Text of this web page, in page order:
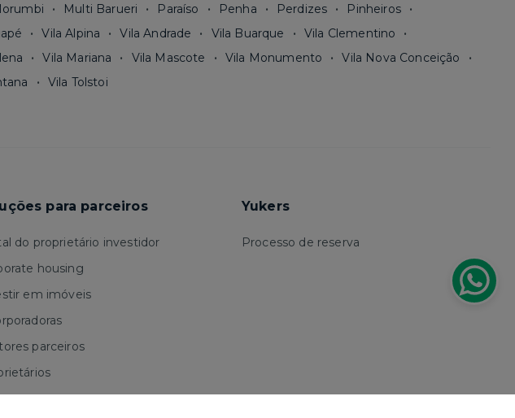
Multi Barueri Paraíso Penha Perdizes
Pinheiros
Vila Alpina Vila Andrade Vila Buarque
Vila Clementino
Vila Mariana Vila Mascote Vila Monumento
Vila Nova Conceição
Vila Tolstoi
para parceiros
do proprietário investidor
housing
em imóveis
parceiros
Yukers
Processo de reserva